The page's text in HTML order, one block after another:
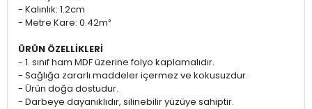
- Kalınlık: 1.2cm
- Metre Kare: 0.42m²
ÜRÜN ÖZELLİKLERİ
- 1. sınıf ham MDF üzerine folyo kaplamalıdır.
- Sağlığa zararlı maddeler içermez ve kokusuzdur.
- Ürün doğa dostudur.
- Darbeye dayanıklıdır, silinebilir yüzüye sahiptir.